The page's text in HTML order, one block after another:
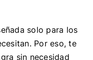
solo para los
Por eso, te
sin necesidad